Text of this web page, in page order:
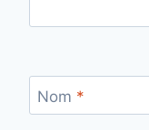
Nom *